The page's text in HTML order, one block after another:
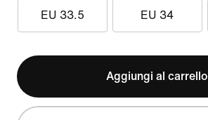
EU 33.5 EU 34
Aggiungi al carrello